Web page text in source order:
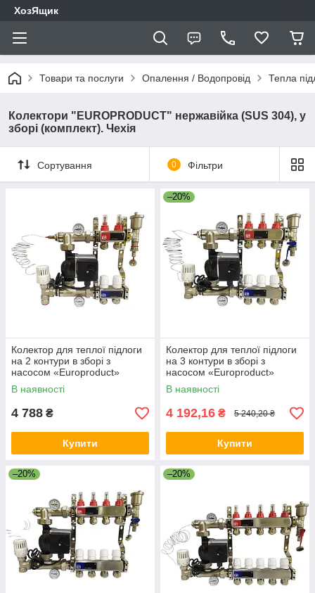
ХозЯщик
Товари та послуги Опалення / Водопровід Тепла
Колектори "EUROPRODUCT" нержавійка (SUS 304), у
зборі (комплект). Чехія
Сортування 0 Фільтри
Колектор для теплої підлоги
на 2 контури в зборі з
насосом «Europroduct»
НЕРЖАВІЙКА
В наявності
4 788 ₴
Купити
–20%
Колектор для теплої підлоги
на 3 контури в зборі з
насосом «Europroduct»
НЕРЖАВІЙКА
В наявності
4 192,16 ₴ 5 240,20 ₴
Купити
–20% –20%